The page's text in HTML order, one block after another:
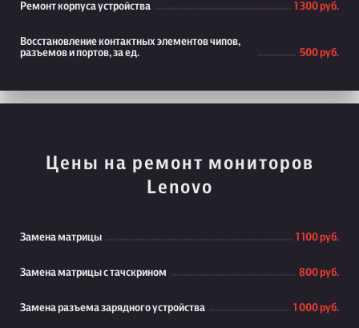
Ремонт корпуса устройства 1 300 руб.
Восстановление контактных элементов чипов,
разъемов и портов, за ед.
500 руб.
Цены на ремонт мониторов
Lenovo
Замена матрицы 1 100 руб.
Замена матрицы с тачскрином 800 руб.
Замена разъема зарядного устройства 1 000 руб.